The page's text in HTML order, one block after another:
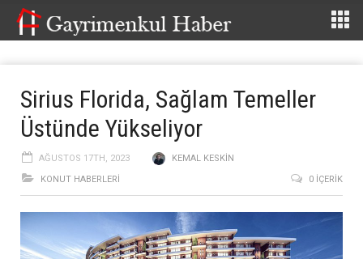
Sirius Florida, Sağlam Temeller
Üstünde Yükseliyor
AĞUSTOS 17TH, 2023
KEMAL KESKIN
KONUT HABERLERI
0 İÇERIK